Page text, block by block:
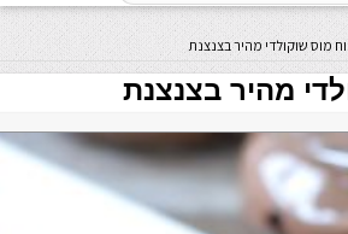
מוס שוקולדי מהיר בצנצנת
מהיר בצנצנת